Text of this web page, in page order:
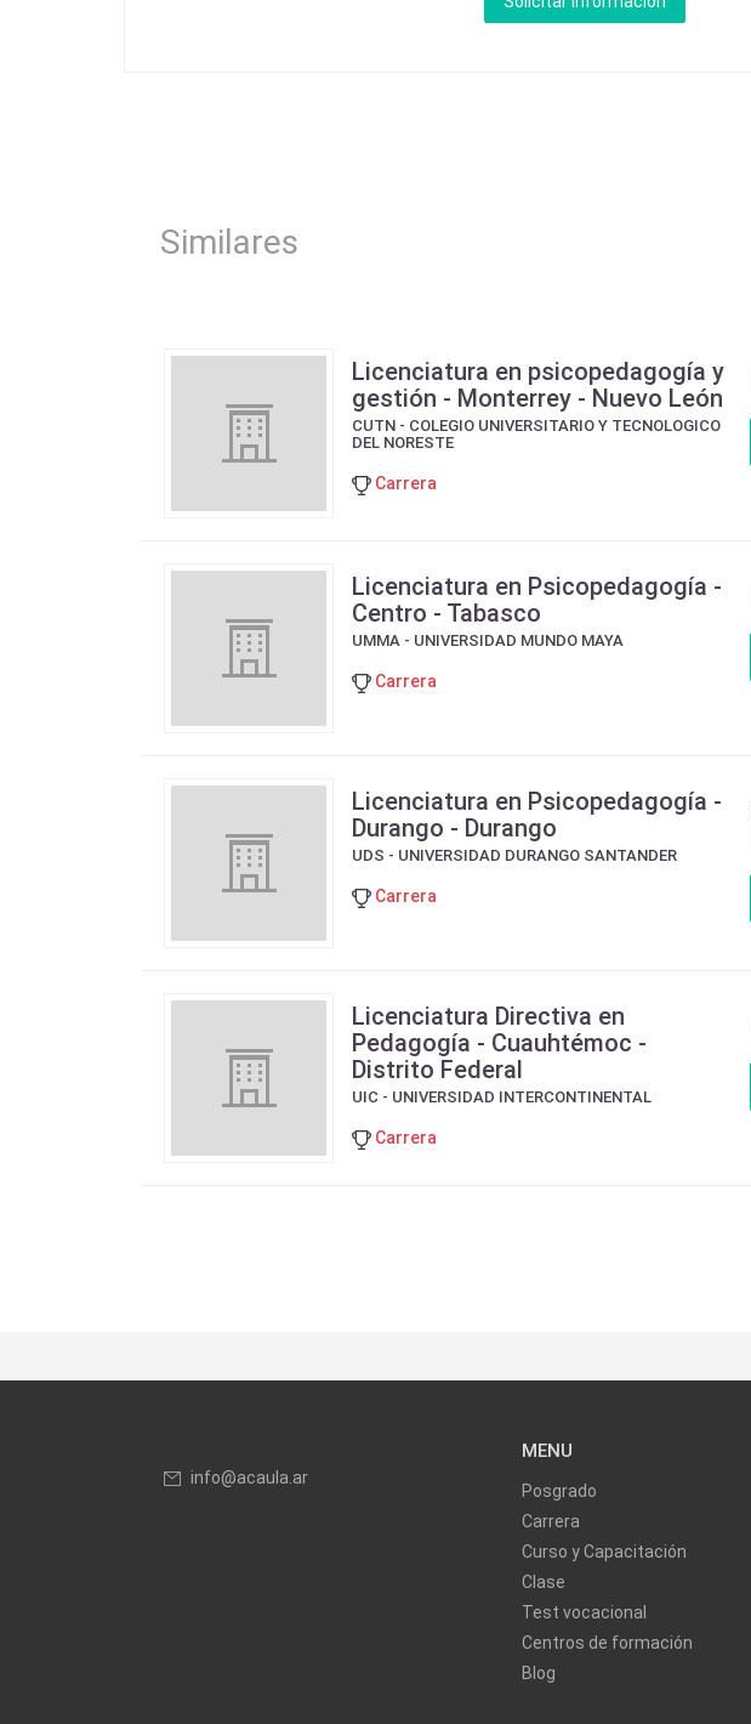
Similares
Licenciatura en psicopedagogía y
gestión - Monterrey - Nuevo León
CUTN - COLEGIO UNIVERSITARIO Y TECNOLOGICO
DEL NORESTE
Carrera
Licenciatura en Psicopedagogía -
Centro - Tabasco
UMMA - UNIVERSIDAD MUNDO MAYA
Carrera
Licenciatura en Psicopedagogía -
Durango - Durango
UDS - UNIVERSIDAD DURANGO SANTANDER
Carrera
Licenciatura Directiva en
Pedagogía - Cuauhtémoc -
Distrito Federal
UIC - UNIVERSIDAD INTERCONTINENTAL
Carrera
info@acaula.ar
MENU
Posgrado
Carrera
Curso y Capacitación
Clase
Test vocacional
Centros de formación
Blog